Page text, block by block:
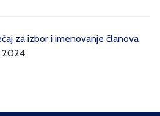
za izbor i imenovanje članova